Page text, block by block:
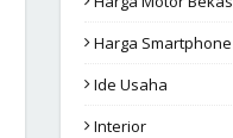
Harga Smartphone
Ide Usaha
Interior